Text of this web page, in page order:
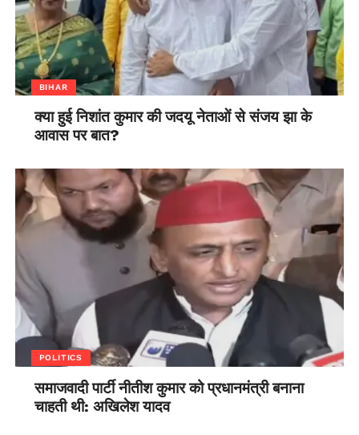
BIHAR
क्या हुई निशांत कुमार की जदयू नेताओं से संजय झा के
आवास पर बात?
POLITICS
समाजवादी पार्टी नीतीश कुमार को प्रधानमंत्री बनाना
चाहती थी: अखिलेश यादव